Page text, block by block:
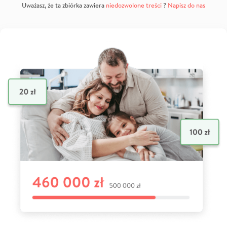
Uważasz, że ta zbiórka zawiera niedozwolone treści? Napisz do nas